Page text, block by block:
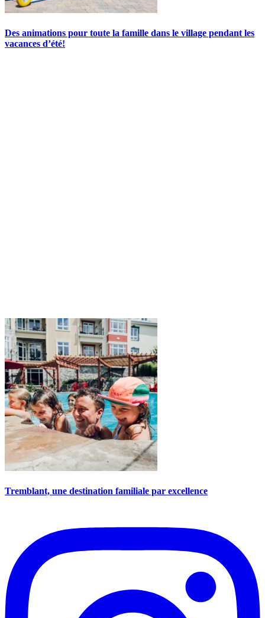
Des animations pour toute la famille dans le village pendant les
vacances d’été!
Tremblant, une destination familiale par excellence